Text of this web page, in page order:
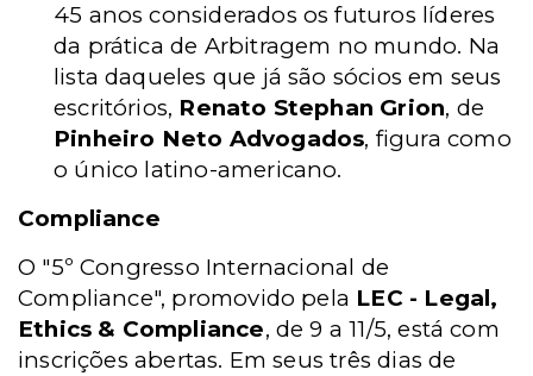
45 anos considerados os futuros líderes
da prática de Arbitragem no mundo. Na
lista daqueles que já são sócios em seus
escritórios, Renato Stephan Grion, de
Pinheiro Neto Advogados, figura como
o único latino-americano.
Compliance
O "5º Congresso Internacional de
Compliance", promovido pela LEC - Legal,
Ethics & Compliance, de 9 a 11/5, está com
inscrições abertas. Em seus três dias de